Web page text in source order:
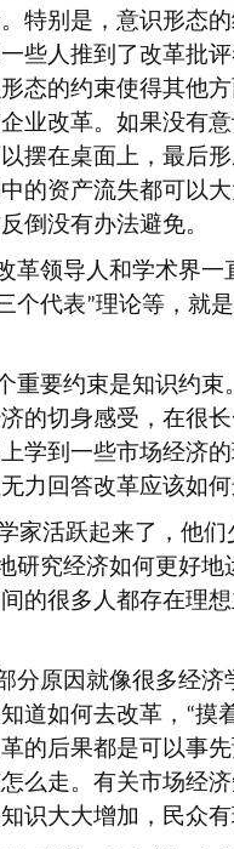
特别是，意识形态
些人推到了改革批
态的约束使得其他
业改革。如果没有
摆在桌面上，最后
的资产流失都可以
倒没有办法避免。
革领导人和学术界一
个代表”理论等，就
重要约束是知识约
的切身感受，在很
学到一些市场经济
力回答改革应该如何
家活跃起来了，他
研究经济如何更好
的很多人都存在理
分原因就像很多经
道如何去改革， “摸
的后果都是可以事
么走。有关市场经
识大大增加，民众